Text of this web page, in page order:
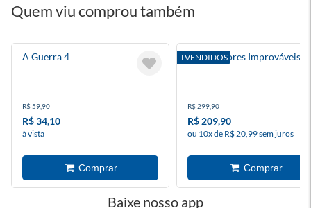
Quem viu comprou também
A Guerra 4
R$ 59,90
R$ 34,10
à vista
+VENDIDOS
Box - Amores Improváveis
R$ 299,90
R$ 209,90
ou 10x de R$ 20,99 sem juros
Baixe nosso app